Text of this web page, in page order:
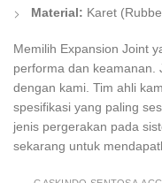
Material: Karet
Memilih Expansion Joint
performa dan keamanan.
dengan kami. Tim ahli
spesifikasi yang paling
jenis pergerakan pada
sekarang untuk